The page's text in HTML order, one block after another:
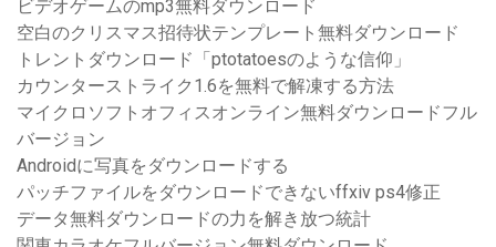
ビデオゲームのmp3無料ダウンロード
空白のクリスマス招待状テンプレート無料ダウンロード
トレントダウンロード「ptotatoesのような信仰」
カウンターストライク1.6を無料で解凍する方法
マイクロソフトオフィスオンライン無料ダウンロードフル
バージョン
Androidに写真をダウンロードする
パッチファイルをダウンロードできないffxiv ps4修正
データ無料ダウンロードの力を解き放つ統計